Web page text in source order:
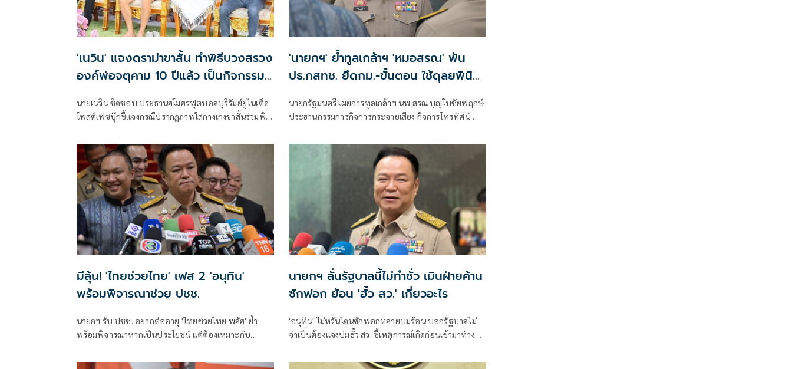
'เนวิน' แจงดราม่าขาสั้น ทำพิธีบวงสรวง
องค์พ่อจตุคาม 10 ปีแล้ว เป็นกิจกรรม
นายเนวิน ชิดชอบ ประธานสโมสรฟุตบอลบุรีรัมย์ยูไนเต็ด
โพสต์เฟซบุ๊กชี้แจงกรณีปรากฏภาพใส่กางเกงขาสั้นร่วมพิธี
เหมาะสม โดยระบุว่า
'นายกฯ' ย้ำทูลเกล้าฯ 'หมอสรณ' พ้น
ปธ.กสทช. ยึดกม.-ขั้นตอน ใช้ดุลยพินิจ
นายกรัฐมนตรี เผยการทูลเกล้าฯ นพ.สรณ บุญใบชัยพฤกษ์
ประธานกรรมการกิจการกระจายเสียง กิจการโทรทัศน์
คุณสมบัติ
มีลุ้น! 'ไทยช่วยไทย' เฟส 2 'อนุทิน'
พร้อมพิจารณาช่วย ปชช.
นายกฯ รับ ปชช. อยากต่ออายุ 'ไทยช่วยไทย พลัส' ย้ำ
พร้อมพิจารณาหากเป็นประโยชน์ แต่ต้องเหมาะกับ
ขาสั้นเดินตลาด 'ก็ลมมันเย็น'
นายกฯ ลั่นรัฐบาลนี้ไม่ทำชั่ว เมินฝ่ายค้าน
ซักฟอก ย้อน 'ฮั้ว สว.' เกี่ยวอะไร
'อนุทิน' ไม่หวั่นโดนซักฟอกหลายปมร้อน บอกรัฐบาลไม่
จำเป็นต้องแจงปมฮั้ว สว. ชี้เหตุการณ์เกิดก่อนเข้ามาทำงาน
องครักษ์พิทักษ์